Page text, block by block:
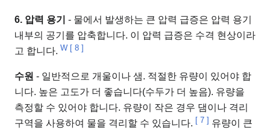
6. 압력 용기 - 물에서 발생하는 큰 압력 급증은 압력 용기
내부의 공기를 압축합니다. 이 압력 급증은 수격 현상이라
고 합니다. W [ 8 ]
수원 - 일반적으로 개울이나 샘. 적절한 유량이 있어야 합
니다. 높은 고도가 더 좋습니다(수두가 더 높음). 유량을
측정할 수 있어야 합니다. 유량이 작은 경우 댐이나 격리
구역을 사용하여 물을 격리할 수 있습니다. [ 7 ] 유량이 큰